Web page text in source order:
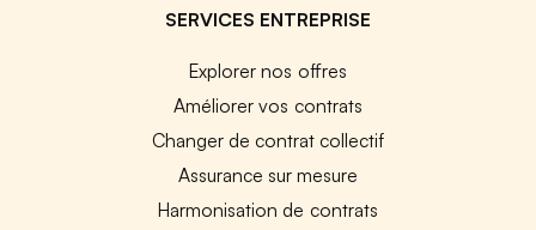
SERVICES ENTREPRISE
Explorer nos offres
Améliorer vos contrats
Changer de contrat collectif
Assurance sur mesure
Harmonisation de contrats